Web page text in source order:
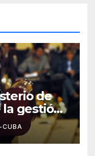
de
la gestión
Estévez
CUBA